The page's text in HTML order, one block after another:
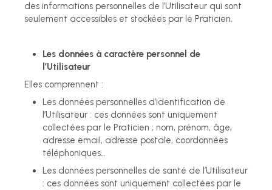
des informations personnelles de l’Utilisateur qui sont
seulement accessibles et stockées par le Praticien.
Les données à caractère personnel de
l’Utilisateur
Elles comprennent :
Les données personnelles d’identification de
l’Utilisateur : ces données sont uniquement
collectées par le Praticien ; nom, prénom, âge,
adresse email, adresse postale, coordonnées
téléphoniques…
Les données personnelles de santé de l’Utilisateur
: ces données sont uniquement collectées par le